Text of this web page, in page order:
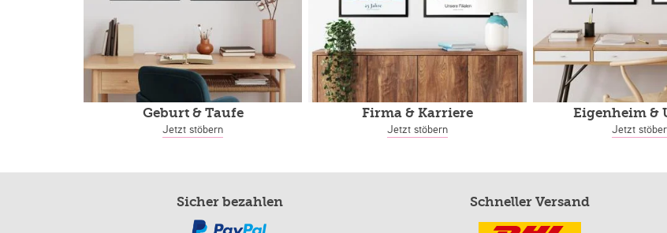
Geburt & Taufe
Jetzt stöbern
Firma & Karriere
Jetzt stöbern
Eigenheim&
Jetzt
Sicher bezahlen Schneller Versand